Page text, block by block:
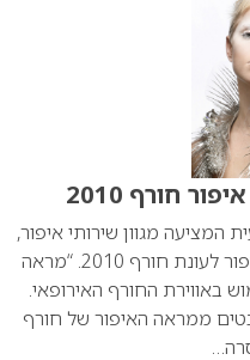
חורף 2010
מגוון שירותי איפור,
מציגה את מלכת הכפור – מראה איפור לעונת חורף 2010. “מראה
באווירת החורף האירופאי.
ממראה האיפור של חורף